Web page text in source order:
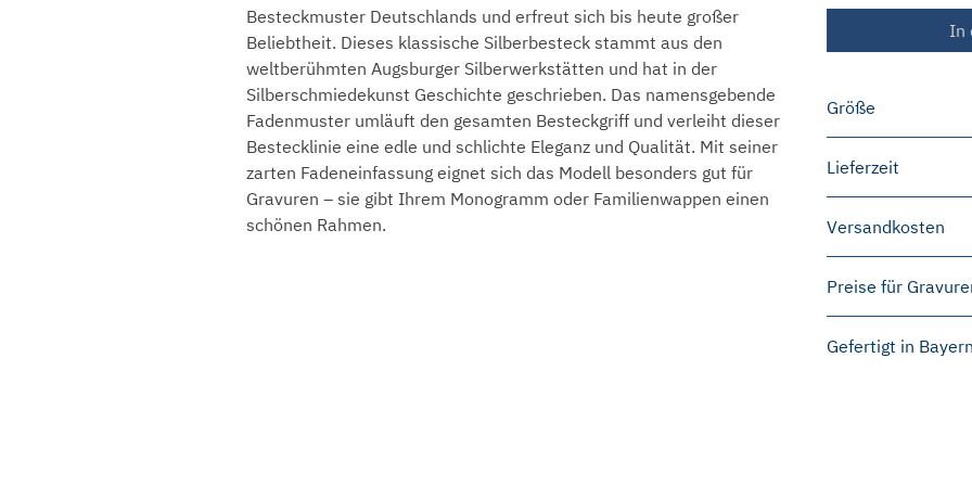
Besteckmuster Deutschlands und erfreut sich bis heute großer
Beliebtheit. Dieses klassische Silberbesteck stammt aus den
weltberühmten Augsburger Silberwerkstätten und hat in der
Silberschmiedekunst Geschichte geschrieben. Das namensgebende
Fadenmuster umläuft den gesamten Besteckgriff und verleiht dieser
Bestecklinie eine edle und schlichte Eleganz und Qualität. Mit seiner
zarten Fadeneinfassung eignet sich das Modell besonders gut für
Gravuren – sie gibt Ihrem Monogramm oder Familienwappen einen
schönen Rahmen.
In
Größe
Babygabel: 14
Schieber: 11
Bitte beachten
den einzelnen
von Modell zu
Lieferzeit
3 bis 5 Werktagen
In einigen Fällen
speziell für Sie
dies 2 bis 6
Wenn Sie vor
Versandkosten
Innerhalb
Bestellwert von
Unter 50 Euro
Preise für
nachträglich
Gefertigt in Bayern